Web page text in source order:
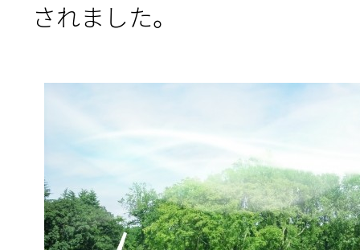
されました。